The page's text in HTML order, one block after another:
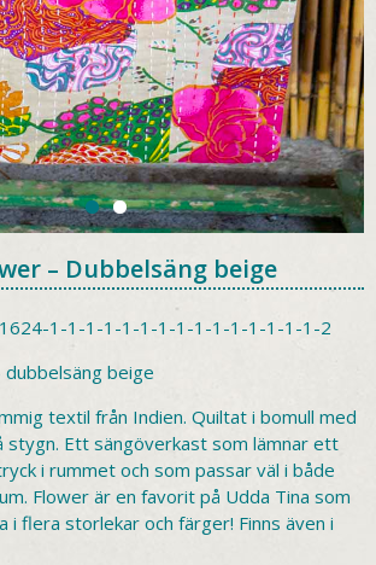
– Dubbelsäng beige
1-1-1-1-1-1-1-1-1-1-1-1-1-1-1-2
beige
textil från Indien. Quiltat i bomull med
stygn. Ett sängöverkast som lämnar ett
i rummet och som passar väl i både
Flower är en favorit på Udda Tina som
i flera storlekar och färger! Finns även i